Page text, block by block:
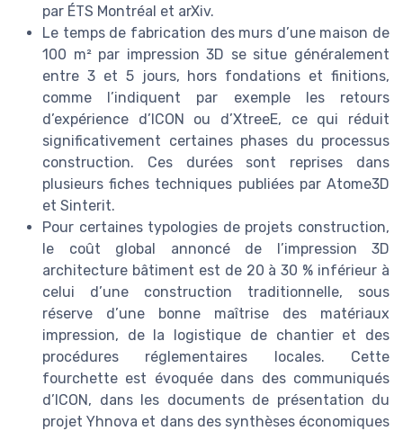
par ÉTS Montréal et arXiv.
Le temps de fabrication des murs d’une maison de
100 m² par impression 3D se situe généralement
entre 3 et 5 jours, hors fondations et finitions,
comme l’indiquent par exemple les retours
d’expérience d’ICON ou d’XtreeE, ce qui réduit
significativement certaines phases du processus
construction. Ces durées sont reprises dans
plusieurs fiches techniques publiées par Atome3D
et Sinterit.
Pour certaines typologies de projets construction,
le coût global annoncé de l’impression 3D
architecture bâtiment est de 20 à 30 % inférieur à
celui d’une construction traditionnelle, sous
réserve d’une bonne maîtrise des matériaux
impression, de la logistique de chantier et des
procédures réglementaires locales. Cette
fourchette est évoquée dans des communiqués
d’ICON, dans les documents de présentation du
projet Yhnova et dans des synthèses économiques